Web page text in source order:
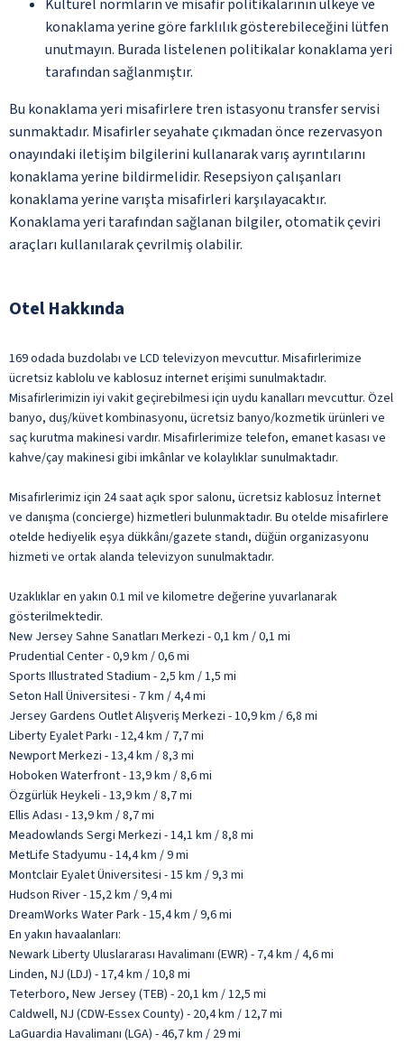
Kültürel normların ve misafir politikalarının ülkeye ve
konaklama yerine göre farklılık gösterebileceğini lütfen
unutmayın. Burada listelenen politikalar konaklama yeri
tarafından sağlanmıştır.
Bu konaklama yeri misafirlere tren istasyonu transfer servisi
sunmaktadır. Misafirler seyahate çıkmadan önce rezervasyon
onayındaki iletişim bilgilerini kullanarak varış ayrıntılarını
konaklama yerine bildirmelidir. Resepsiyon çalışanları
konaklama yerine varışta misafirleri karşılayacaktır.
Konaklama yeri tarafından sağlanan bilgiler, otomatik çeviri
araçları kullanılarak çevrilmiş olabilir.
Otel Hakkında
169 odada buzdolabı ve LCD televizyon mevcuttur. Misafirlerimize
ücretsiz kablolu ve kablosuz internet erişimi sunulmaktadır.
Misafirlerimizin iyi vakit geçirebilmesi için uydu kanalları mevcuttur. Özel
banyo, duş/küvet kombinasyonu, ücretsiz banyo/kozmetik ürünleri ve
saç kurutma makinesi vardır. Misafirlerimize telefon, emanet kasası ve
kahve/çay makinesi gibi imkânlar ve kolaylıklar sunulmaktadır.
Misafirlerimiz için 24 saat açık spor salonu, ücretsiz kablosuz İnternet
ve danışma (concierge) hizmetleri bulunmaktadır. Bu otelde misafirlere
otelde hediyelik eşya dükkânı/gazete standı, düğün organizasyonu
hizmeti ve ortak alanda televizyon sunulmaktadır.
Uzaklıklar en yakın 0.1 mil ve kilometre değerine yuvarlanarak
gösterilmektedir.
New Jersey Sahne Sanatları Merkezi - 0,1 km / 0,1 mi
Prudential Center - 0,9 km / 0,6 mi
Sports Illustrated Stadium - 2,5 km / 1,5 mi
Seton Hall Üniversitesi - 7 km / 4,4 mi
Jersey Gardens Outlet Alışveriş Merkezi - 10,9 km / 6,8 mi
Liberty Eyalet Parkı - 12,4 km / 7,7 mi
Newport Merkezi - 13,4 km / 8,3 mi
Hoboken Waterfront - 13,9 km / 8,6 mi
Özgürlük Heykeli - 13,9 km / 8,7 mi
Ellis Adası - 13,9 km / 8,7 mi
Meadowlands Sergi Merkezi - 14,1 km / 8,8 mi
MetLife Stadyumu - 14,4 km / 9 mi
Montclair Eyalet Üniversitesi - 15 km / 9,3 mi
Hudson River - 15,2 km / 9,4 mi
DreamWorks Water Park - 15,4 km / 9,6 mi
En yakın havaalanları:
Newark Liberty Uluslararası Havalimanı (EWR) - 7,4 km / 4,6 mi
Linden, NJ (LDJ) - 17,4 km / 10,8 mi
Teterboro, New Jersey (TEB) - 20,1 km / 12,5 mi
Caldwell, NJ (CDW-Essex County) - 20,4 km / 12,7 mi
LaGuardia Havalimanı (LGA) - 46,7 km / 29 mi